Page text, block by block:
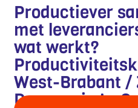
Productiever
met
wat werkt?
West-Brabant /
Dumaco in ’s-